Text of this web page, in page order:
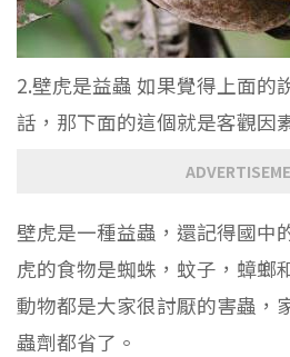
2.壁虎是益蟲 如果覺得上面的
話，那下面的這個就是客觀因
壁虎是一種益蟲，還記得國中
虎的食物是蜘蛛，蚊子，蟑螂
動物都是大家很討厭的害蟲，
蟲劑都省了。